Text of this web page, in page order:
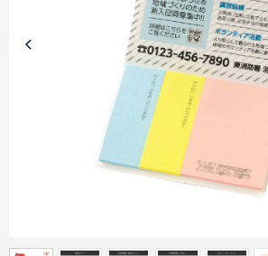
商品カテゴリーから探す
ターゲットから探す
目的・シーンから探す